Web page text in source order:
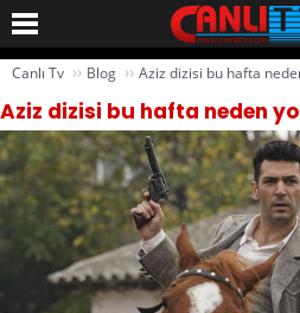
Canlı Tv ›› Blog ›› Aziz dizisi bu hafta
Aziz dizisi bu hafta neden